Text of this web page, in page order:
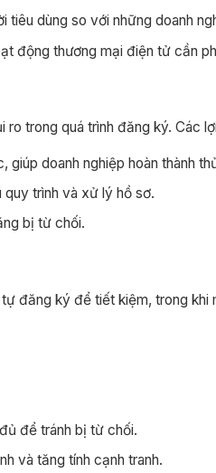
dùng so với những doanh
động thương mại điện tử cần
trong quá trình đăng ký. Các
doanh nghiệp hoàn thành
trình và xử lý hồ sơ.
bị từ chối.
đăng ký để tiết kiệm, trong
để tránh bị từ chối.
và tăng tính cạnh tranh.